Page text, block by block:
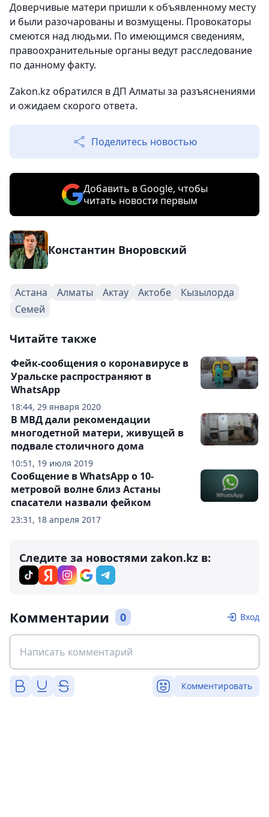
Доверчивые матери пришли к объявленному месту
и были разочарованы и возмущены. Провокаторы
смеются над людьми. По имеющимся сведениям,
правоохранительные органы ведут расследование
по данному факту.
Zakon.kz обратился в ДП Алматы за разъяснениями
и ожидаем скорого ответа.
Поделитесь новостью
Добавить в Google, чтобы
читать новости первым
Константин Вноровский
Астана Алматы Актау Актобе
Кызылорда
Семей
Читайте также
18:44, 29 января 2020
Фейк-сообщения о коронавирусе в
Уральске распространяют в
WhatsApp
10:51, 19 июля 2019
В МВД дали рекомендации
многодетной матери, живущей в
подвале столичного дома
23:31, 18 апреля 2017
Сообщение в WhatsApp о 10-
метровой волне близ Астаны
спасатели назвали фейком
Следите за новостями zakon.kz в:
Комментарии 0 Вход
Комментировать